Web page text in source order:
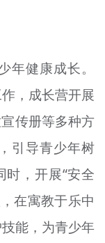
年健康成长。
，成长营开展
传册等多种方
引导青少年树
时，开展“安全
在寓教于乐中
能，为青少年